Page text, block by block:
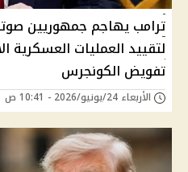
ترامب يهاجم جمهوريين
لتقييد العمليات العسكرية
تفويض الكونجرس
الأربعاء 24/يونيو/2026 - 10:41 ص